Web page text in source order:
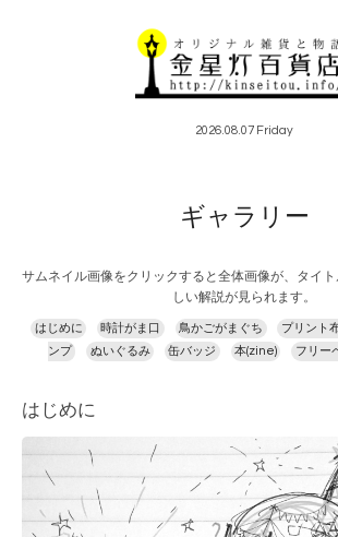
2026.08.07 Friday
ギャラリー
サムネイル画像をクリックすると全体画像が、タイ
しい解説が見られます。
はじめに 時計がま口 鳥かごがまぐち プリント
ンプ
ぬいぐるみ 缶バッジ 本(zine) フリー
はじめに